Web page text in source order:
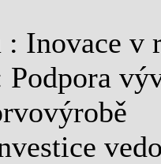
: Inovace v
Podpora